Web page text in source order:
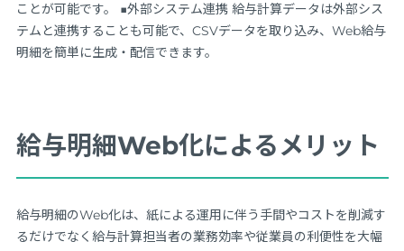
ことが可能です。 ■外部システム連携 給与計算データは外部シス
テムと連携することも可能で、CSVデータを取り込み、Web給与
明細を簡単に生成・配信できます。
給与明細Web化によるメリット
給与明細のWeb化は、紙による運用に伴う手間やコストを削減す
るだけでなく給与計算担当者の業務効率や従業員の利便性を大幅